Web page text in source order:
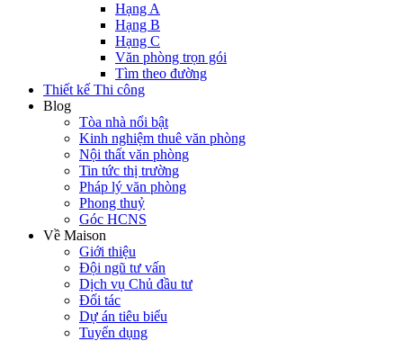
Hạng A
Hạng B
Hạng C
Văn phòng trọn gói
Tìm theo đường
Thiết kế Thi công
Blog
Tòa nhà nổi bật
Kinh nghiệm thuê văn phòng
Nội thất văn phòng
Tin tức thị trường
Pháp lý văn phòng
Phong thuỷ
Góc HCNS
Về Maison
Giới thiệu
Đội ngũ tư vấn
Dịch vụ Chủ đầu tư
Đối tác
Dự án tiêu biểu
Tuyển dụng